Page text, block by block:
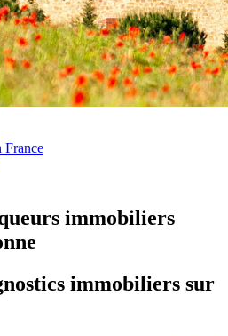
France
immobiliers
immobiliers sur